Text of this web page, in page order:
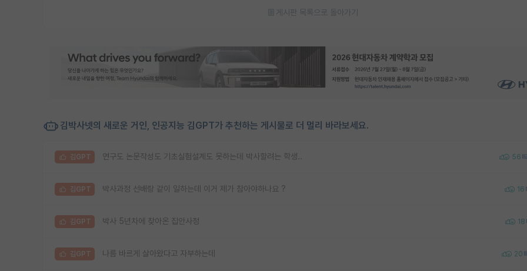
게시판 목록으로 돌아가기
김박사넷의 새로운 거인, 인공지능 김GPT가 추천하는 게시물로 더 멀리 바라보세요.
김GPT 연구도 논문작성도 기초실험설계도 못하는데 박사할려는 학생.. 56
김GPT 박사과정 선배랑 같이 일하는데 이거 제가 참아야하나요 ? 16
김GPT 박사 5년차에 찾아온 집안사정 18
김GPT 나름 바르게 살아왔다고 자부하는데 20